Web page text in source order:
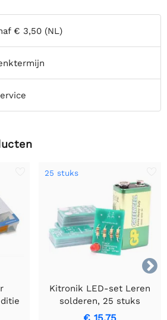
€ 3,50 (NL)

25 stuks
Kitronik LED-set Leren
solderen, 25 stuks